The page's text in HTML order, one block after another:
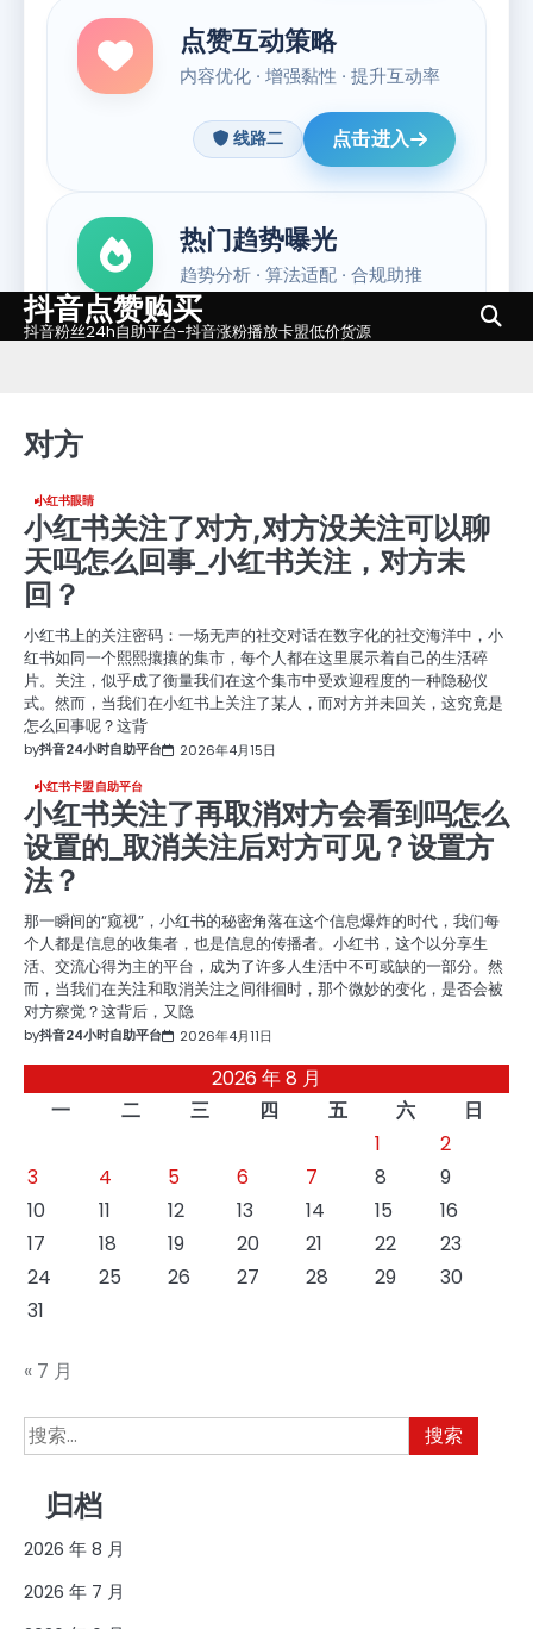
Skip抖音点赞购买
抖音粉丝24h自助平台-抖音涨粉播放卡盟低价货源
对方
小红书眼睛
小红书关注了对方,对方没关注可以聊
天吗怎么回事_小红书关注，对方未
回？
小红书上的关注密码：一场无声的社交对话在数字化的社交海洋中，小
红书如同一个熙熙攘攘的集市，每个人都在这里展示着自己的生活碎
片。关注，似乎成了衡量我们在这个集市中受欢迎程度的一种隐秘仪
式。然而，当我们在小红书上关注了某人，而对方并未回关，这究竟是
怎么回事呢？这背
by抖音24小时自助平台 2026年4月15日
小红书卡盟自助平台
小红书关注了再取消对方会看到吗怎么
设置的_取消关注后对方可见？设置方
法？
那一瞬间的“窥视”，小红书的秘密角落在这个信息爆炸的时代，我们每
个人都是信息的收集者，也是信息的传播者。小红书，这个以分享生
活、交流心得为主的平台，成为了许多人生活中不可或缺的一部分。然
而，当我们在关注和取消关注之间徘徊时，那个微妙的变化，是否会被
对方察觉？这背后，又隐
by抖音24小时自助平台 2026年4月11日
2026 年 8 月
一
二 三 四 五 六
日
1
2
3
4 5 6 7 8
9
10
11 12 13 14 15
16
17
18 19 20 21 22
23
24
25 26 27 28 29
30
31
« 7 月
搜
索：
归档
2026 年 8 月
2026 年 7 月